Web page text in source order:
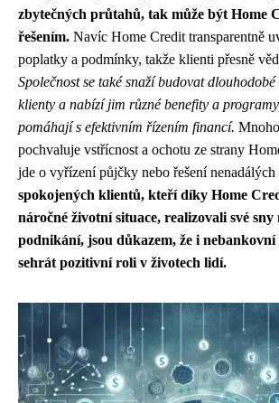
zbytečných průtahů, tak může být Home
řešením. Navíc Home Credit transparentně
poplatky a podmínky, takže klienti přesně
Společnost se také snaží budovat dlouhodobé
klienty a nabízí jim různé benefity a
pomáhají s efektivním řízením financí.
pochvaluje vstřícnost a ochotu ze strany
jde o vyřízení půjčky nebo řešení nenadálých
spokojených klientů, kteří díky Home
náročné životní situace, realizovali své
podnikání, jsou důkazem, že i nebankovní
sehrát pozitivní roli v životech lidí.